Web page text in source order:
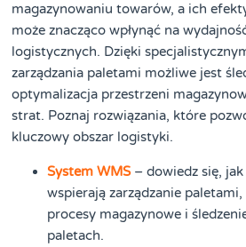
magazynowaniu towarów, a ich
może znacząco wpłynąć na
logistycznych. Dzięki
zarządzania paletami możliwe jest
optymalizacja przestrzeni
strat. Poznaj rozwiązania, które
kluczowy obszar logistyki.
System WMS– dowiedz się,
wspierają zarządzanie
procesy magazynowe i
paletach.